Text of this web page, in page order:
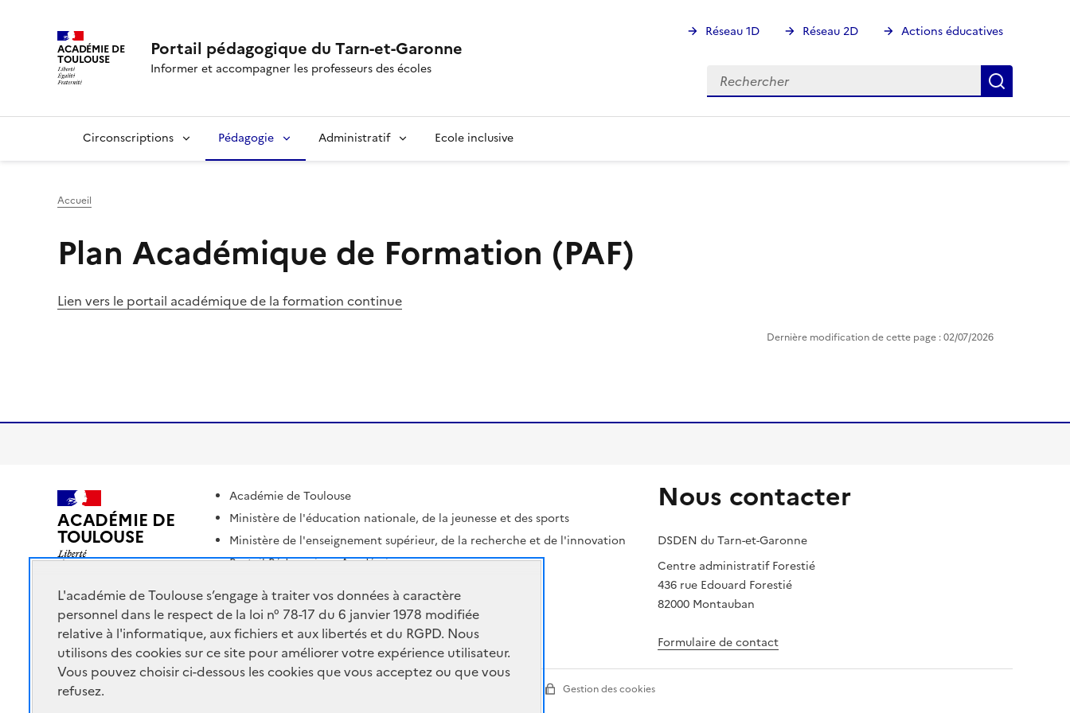
ACADÉMIE DE
TOULOUSE Portail pédagogique du Tarn-et-Garonne
Informer et accompagner les professeurs des écoles
Réseau 1D Réseau 2D Actions éducatives
Rechercher
Rechercher
Circonscriptions Pédagogie Administratif Ecole inclusive
Accueil
Plan Académique de Formation (PAF)
Lien vers le portail académique de la formation continue
Dernière modification de cette page : 02/07/2026
ACADÉMIE DE
TOULOUSE
Académie de Toulouse
Ministère de l'éducation nationale, de la jeunesse et des sports
Ministère de l'enseignement supérieur, de la recherche et de l'innovation
Portail Pédagogique Académique
Nous contacter
DSDEN du Tarn-et-Garonne
Centre administratif Forestié
436 rue Edouard Forestié
82000 Montauban
Formulaire de contact
Accessibilité : non conforme Gestion des cookies
L'académie de Toulouse s’engage à traiter vos données à caractère
personnel dans le respect de la loi n° 78-17 du 6 janvier 1978 modifiée
relative à l'informatique, aux fichiers et aux libertés et du RGPD. Nous
utilisons des cookies sur ce site pour améliorer votre expérience utilisateur.
Vous pouvez choisir ci-dessous les cookies que vous acceptez ou que vous
refusez.